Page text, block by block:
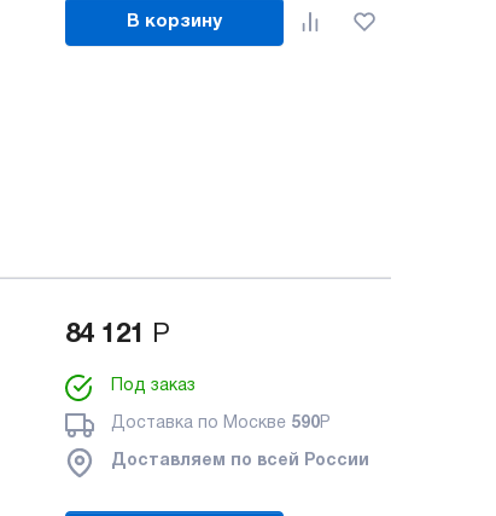
В корзину
84 121 Р
Под заказ
Доставка по Москве 590Р
Доставляем по всей России